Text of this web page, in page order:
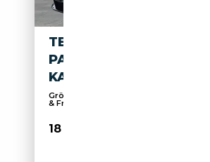
TESLA MODEL S 75
PANORAMADACH NAVI
KAMERA STANDHEIZUNG
Größtes Renault Autohaus im Landkreis
& Fr...
18 990€